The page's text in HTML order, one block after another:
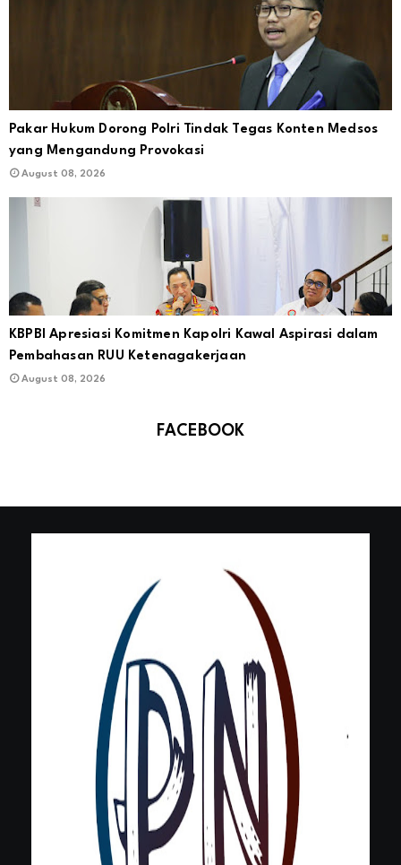
Pakar Hukum Dorong Polri Tindak Tegas Konten Medsos
yang Mengandung Provokasi
August 08, 2026
KBPBI Apresiasi Komitmen Kapolri Kawal Aspirasi dalam
Pembahasan RUU Ketenagakerjaan
August 08, 2026
FACEBOOK